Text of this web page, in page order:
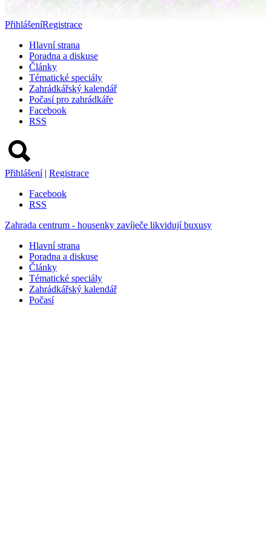
PřihlášeníRegistrace
Hlavní strana
Poradna a diskuse
Články
Tématické speciály
Zahrádkářský kalendář
Počasí pro zahrádkáře
Facebook
RSS
Přihlášení | Registrace
Facebook
RSS
Zahrada centrum - housenky zavíječe likvidují buxusy
Hlavní strana
Poradna a diskuse
Články
Tématické speciály
Zahrádkářský kalendář
Počasí